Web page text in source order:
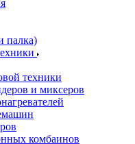
палка)
техники
и миксеров
комбаинов